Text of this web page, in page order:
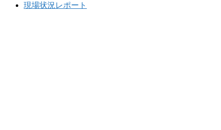
現場状況レポート